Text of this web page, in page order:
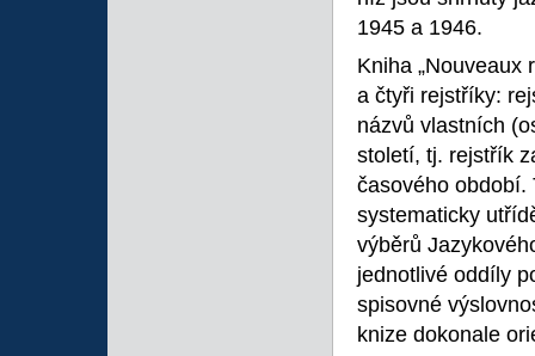
1945 a 1946.
Kniha „Nouveaux
a čtyři rejstříky:
názvů vlastních
století, tj. rejstřík
časového období.
systematicky
výběrů
jednotlivé oddíly
spisovné
knize dokonale